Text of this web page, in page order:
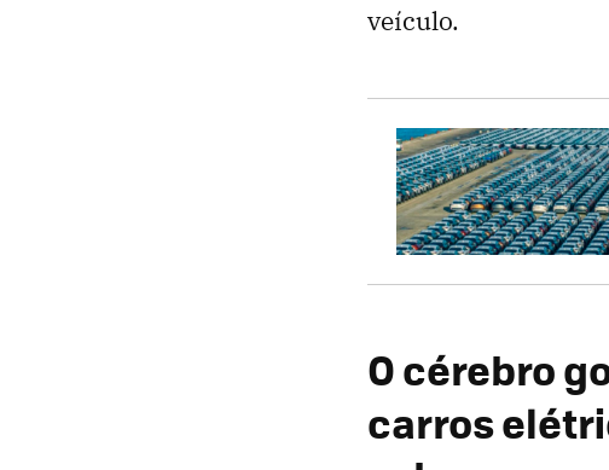
veículo.
O cérebro
carros